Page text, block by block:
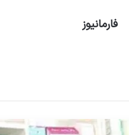
فارمانیوز